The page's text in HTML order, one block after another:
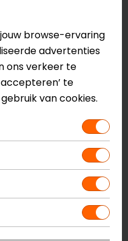
browse-ervaring
advertenties
ons verkeer te
te
van cookies.